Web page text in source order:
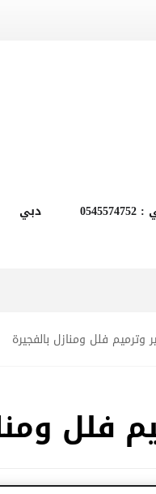
دبي
وترميم فلل ومنازل بالفجيرة
فلل